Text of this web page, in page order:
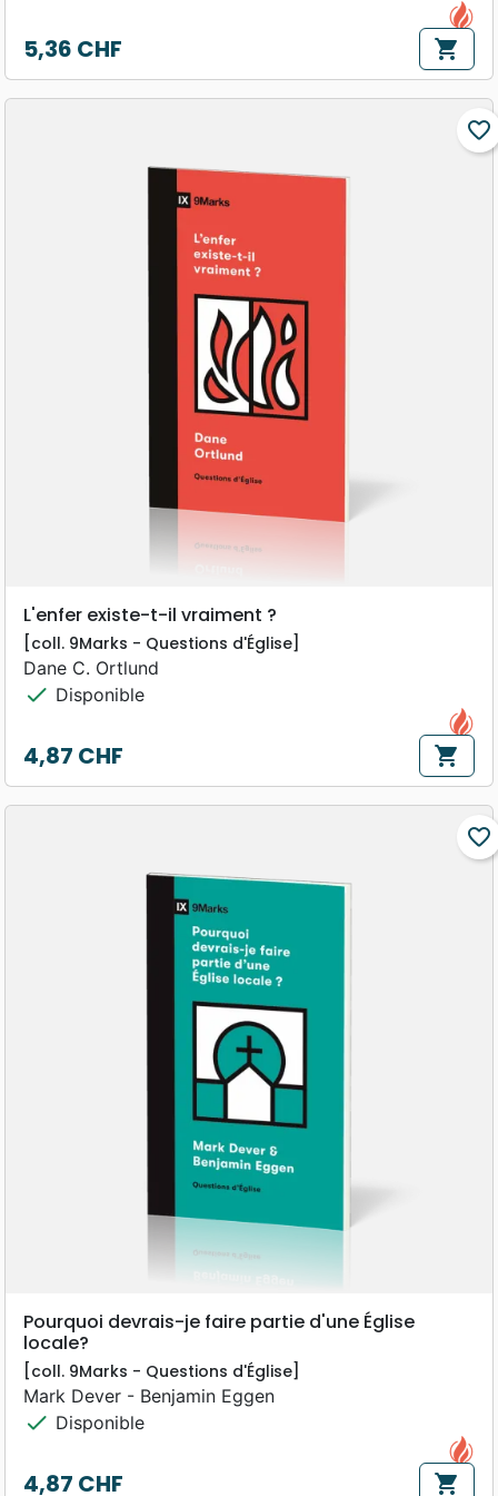
Prix
5,36 CHF shopping_cart
favorite_border
L'enfer existe-t-il vraiment ?
[coll. 9Marks - Questions d'Église]
Dane C. Ortlund
check Disponible
Prix
4,87 CHF shopping_cart
favorite_border
Pourquoi devrais-je faire partie d'une Église
locale?
[coll. 9Marks - Questions d'Église]
Mark Dever - Benjamin Eggen
check Disponible
4,87 CHF shopping_cart